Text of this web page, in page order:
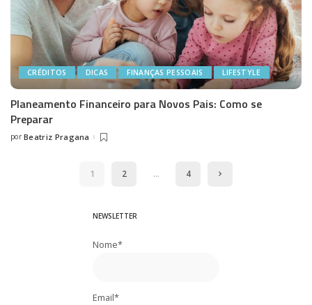
CRÉDITOS DICAS FINANÇAS PESSOAIS LIFESTYLE
Planeamento Financeiro para Novos Pais: Como se
Preparar
Posted
por Beatriz Pragana
1 2 … 4
NEWSLETTER
Nome*
Email*